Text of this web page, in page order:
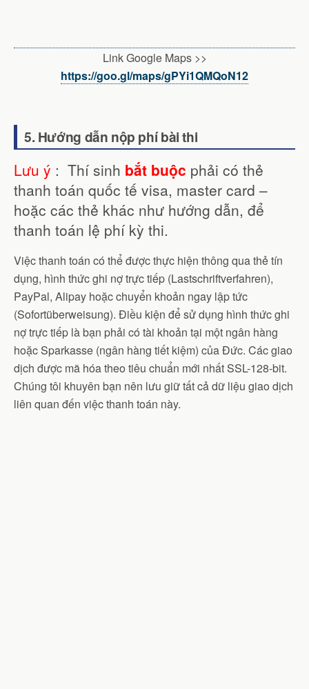
Link Google Maps >>
https://goo.gl/maps/gPYi1QMQoN12
5. Hướng dẫn nộp phí bài thi
Lưu ý : Thí sinh bắt buộc phải có thẻ
thanh toán quốc tế visa, master card –
hoặc các thẻ khác như hướng dẫn, để
thanh toán lệ phí kỳ thi.
Việc thanh toán có thể được thực hiện thông qua thẻ tín
dụng, hình thức ghi nợ trực tiếp (Lastschriftverfahren),
PayPal, Alipay hoặc chuyển khoản ngay lập tức
(Sofortüberweisung). Điều kiện để sử dụng hình thức ghi
nợ trực tiếp là bạn phải có tài khoản tại một ngân hàng
hoặc Sparkasse (ngân hàng tiết kiệm) của Đức. Các giao
dịch được mã hóa theo tiêu chuẩn mới nhất SSL-128-bit.
Chúng tôi khuyên bạn nên lưu giữ tất cả dữ liệu giao dịch
liên quan đến việc thanh toán này.